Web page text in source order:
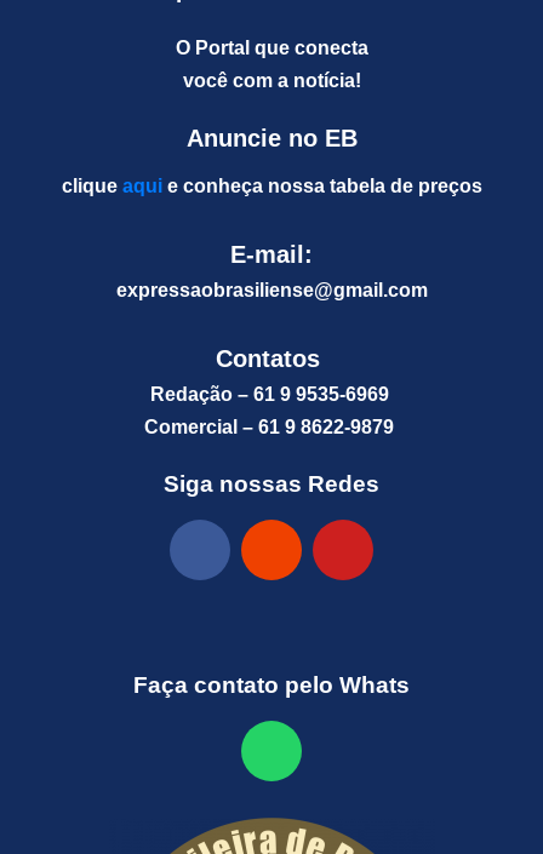
O Portal que conecta
você com a notícia!
Anuncie no EB
clique aquie conheça nossa tabela de preços
E-mail:
expressaobrasiliense@gmail.com
Contatos
Redação – 61 9 9535-6969
Comercial – 61 9 8622-9879
Siga nossas Redes
Faça contato pelo Whats